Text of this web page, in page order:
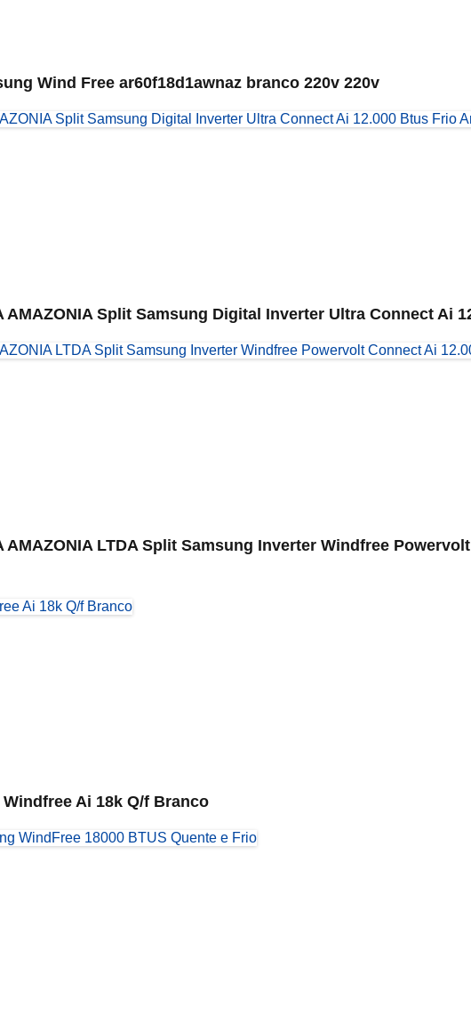
Wind Free ar60f18d1awnaz branco 220v 220v
AMAZONIA Split Samsung Digital Inverter Ultra Connect Ai
AMAZONIA LTDA Split Samsung Inverter Windfree
Ai 18k Q/f Branco